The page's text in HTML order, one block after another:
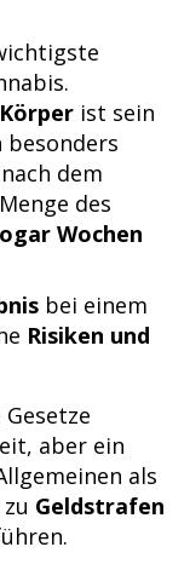
ist sein
dem
des
Wochen
bei einem
Risiken und
Gesetze
aber ein
als
Geldstrafen